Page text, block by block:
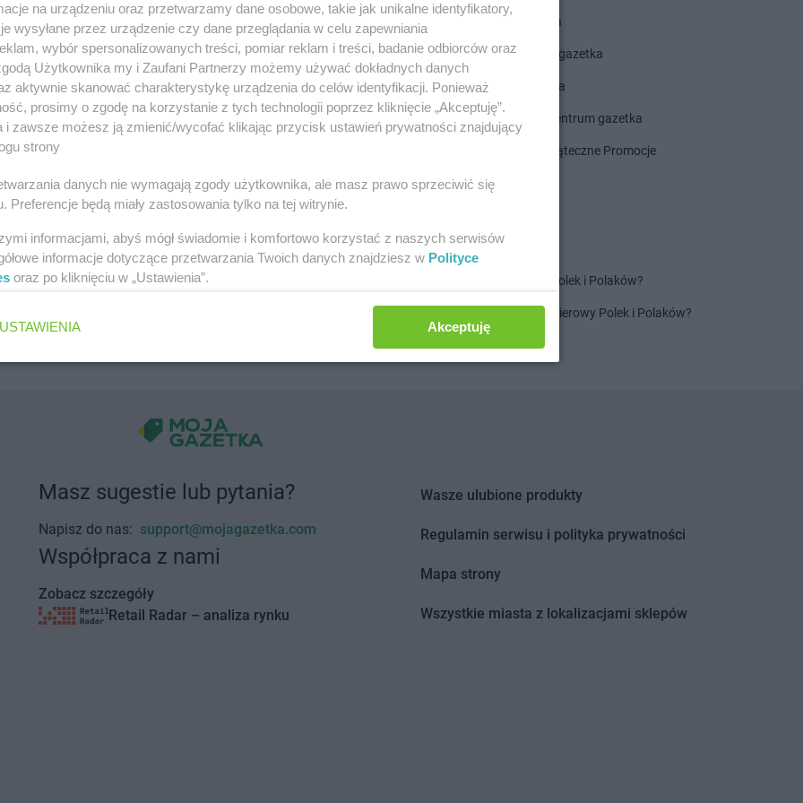
Lidl gazetka
Kaufland gazetka
PEPCO gazetka
Netto gazetka
ALDI gazetka
ROSSMANN gazetka
Dealz gazetka
Delikatesy Centrum gazetka
Gazetka Świąteczne Promocje
Jakie są ulubione płatki owsiane Polek i Polaków? Jaki jest ulubiony szampon Polek i Polaków?
Jaki jest ulubiony ręcznik papierowy Polek i Polaków?
Masz sugestie lub pytania?
Napisz do nas: support@mojagazetka.com
Współpraca z nami
Zobacz szczegóły
Retail Radar – analiza rynku
Wasze ulubione produkty
Regulamin serwisu i polityka prywatności
Mapa strony
Wszystkie miasta z lokalizacjami sklepów
na urządzeniu oraz przetwarzamy dane osobowe, takie jak unikalne identyfikatory,
wysyłane przez urządzenie czy dane przeglądania w celu zapewniania
wybór spersonalizowanych treści, pomiar reklam i treści, badanie odbiorców oraz
Użytkownika my i Zaufani Partnerzy możemy używać dokładnych danych
aktywnie skanować charakterystykę urządzenia do celów identyfikacji. Ponieważ
prosimy o zgodę na korzystanie z tych technologii poprzez kliknięcie „Akceptuję”.
i zawsze możesz ją zmienić/wycofać klikając przycisk ustawień prywatności znajdujący
strony
danych nie wymagają zgody użytkownika, ale masz prawo sprzeciwić się
Preferencje będą miały zastosowania tylko na tej witrynie.
informacjami, abyś mógł świadomie i komfortowo korzystać z naszych serwisów
informacje dotyczące przetwarzania Twoich danych znajdziesz w Polityce
oraz po kliknięciu w „Ustawienia”.
USTAWIENIA Akceptuję